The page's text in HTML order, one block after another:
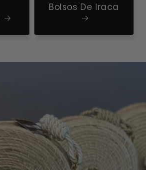
Bolsos De Iraca